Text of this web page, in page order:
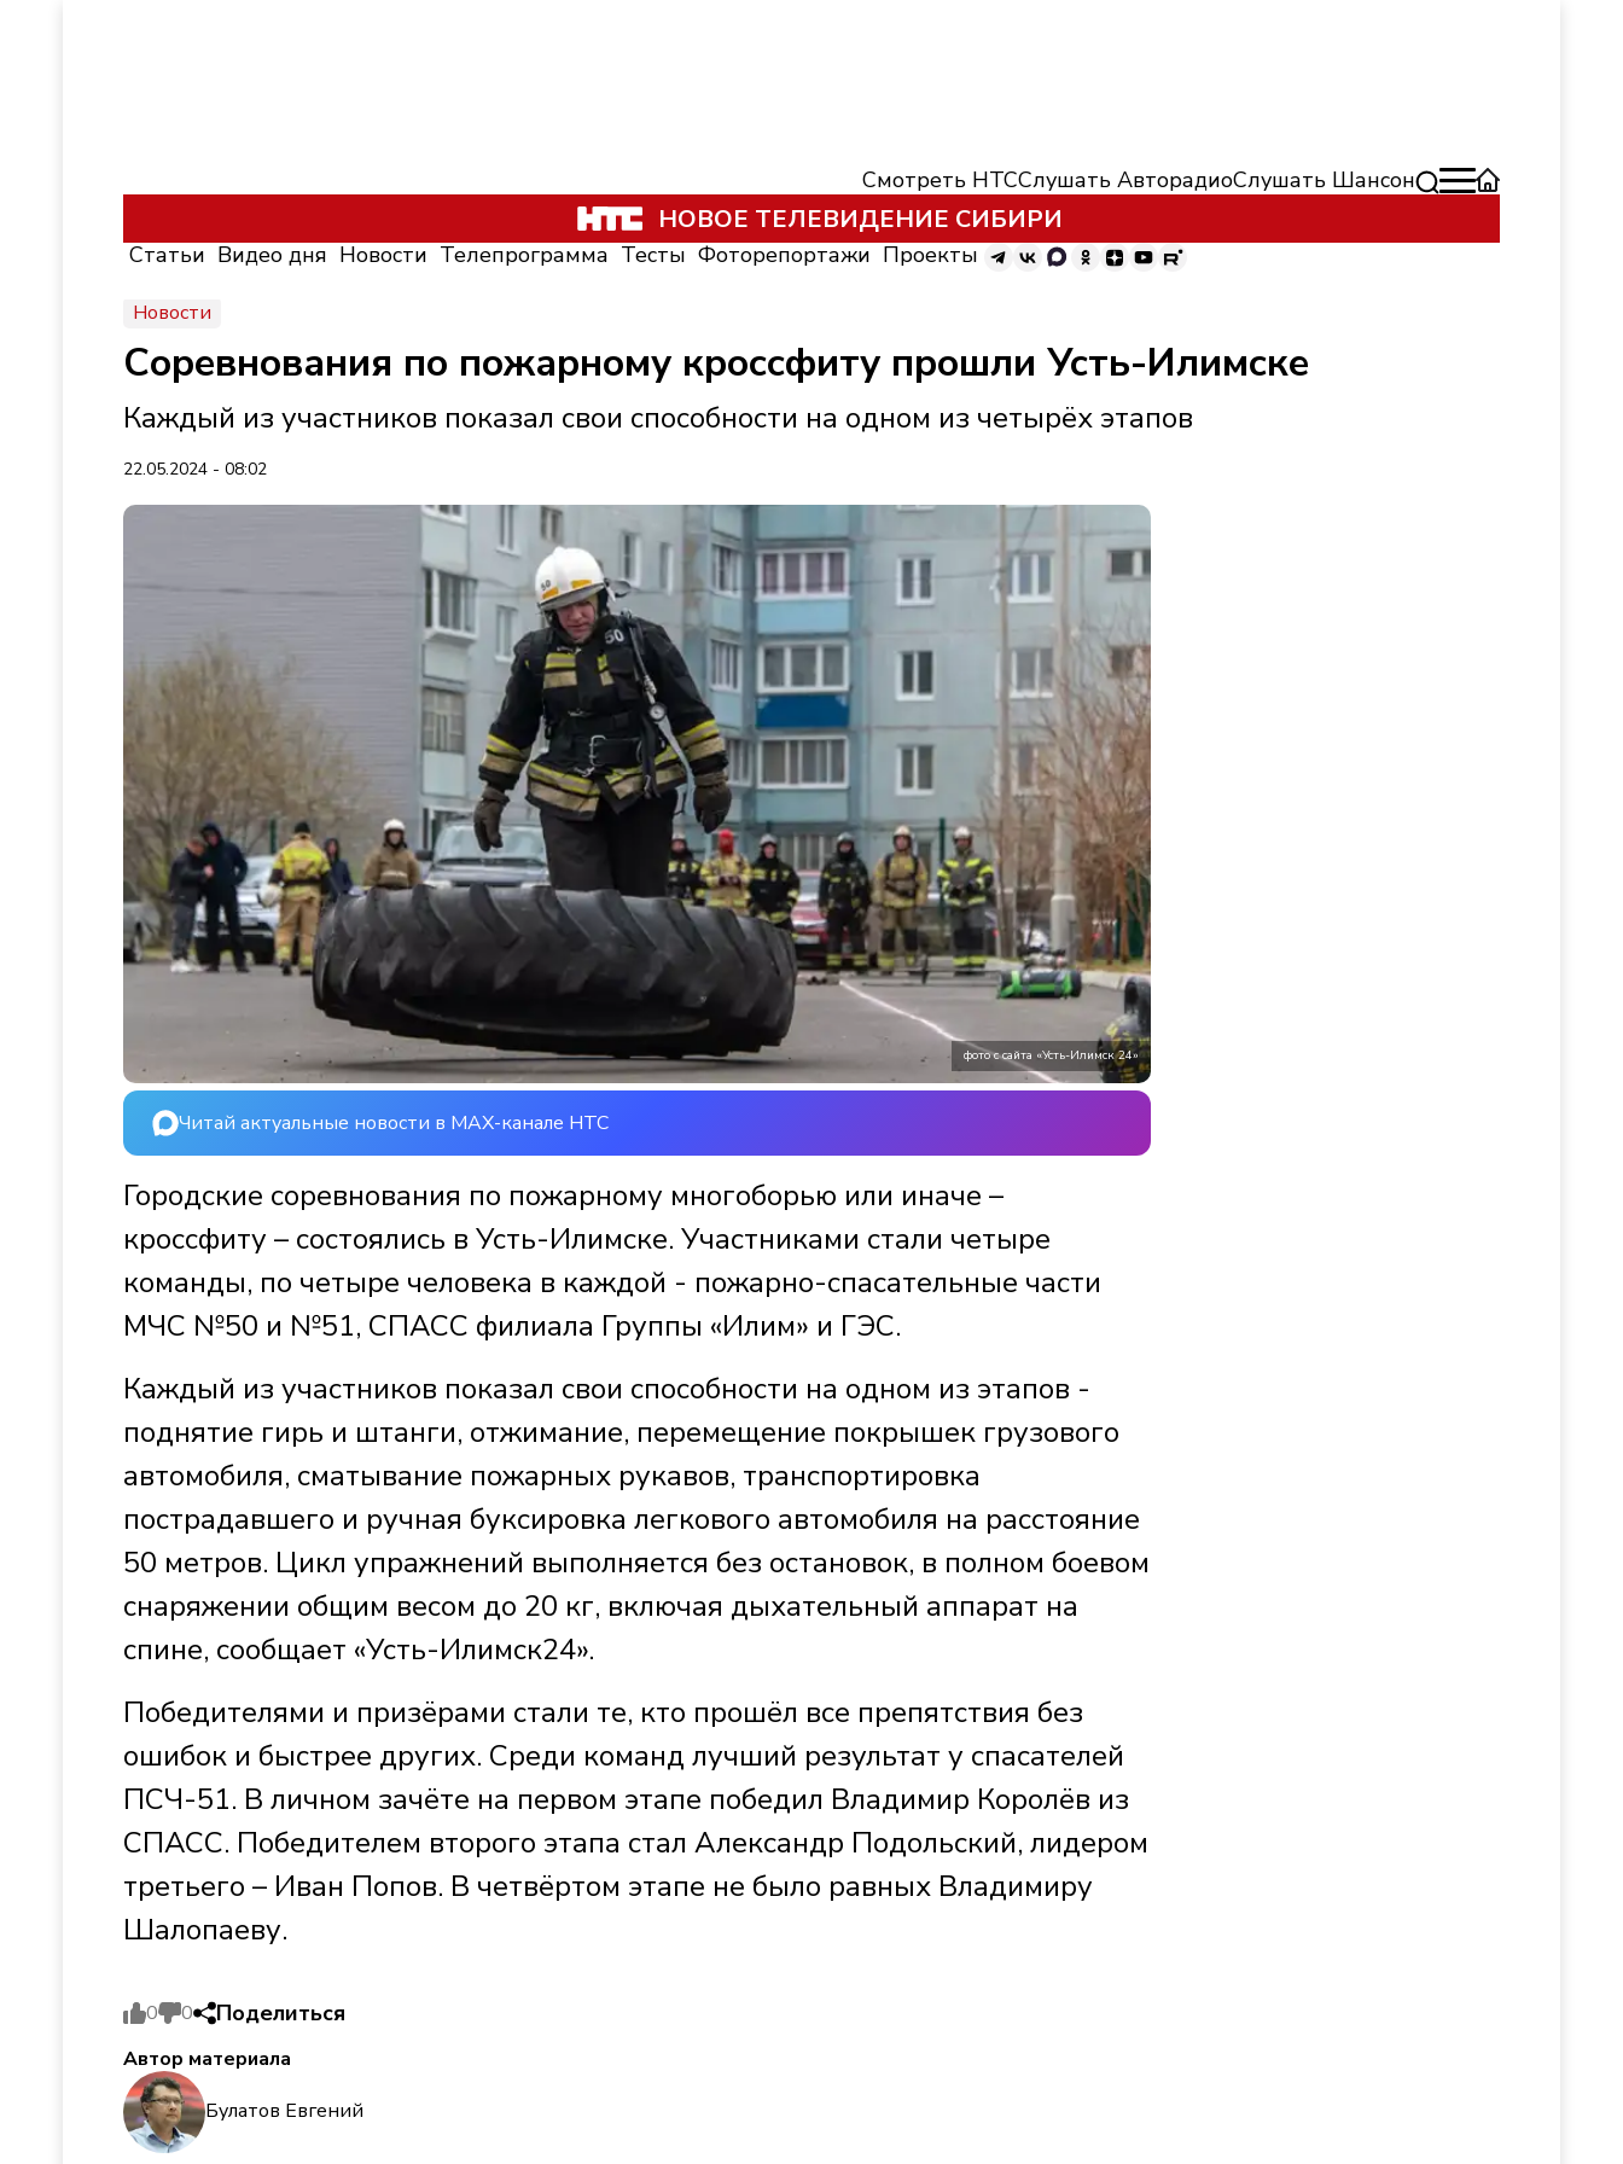
Смотреть НТССлушать АвторадиоСлушать Шансон
НОВОЕ ТЕЛЕВИДЕНИЕ СИБИРИ
Статьи Видео дня Новости Телепрограмма Тесты Фоторепортажи Проекты
Новости
Соревнования по пожарному кроссфиту прошли Усть-Илимске
Каждый из участников показал свои способности на одном из четырёх этапов
22.05.2024 - 08:02
фото с сайта «Усть-Илимск 24»
Читай актуальные новости в MAX-канале НТС
Городские соревнования по пожарному многоборью или иначе –
кроссфиту – состоялись в Усть-Илимске. Участниками стали четыре
команды, по четыре человека в каждой - пожарно-спасательные части
МЧС №50 и №51, СПАСС филиала Группы «Илим» и ГЭС.
Каждый из участников показал свои способности на одном из этапов -
поднятие гирь и штанги, отжимание, перемещение покрышек грузового
автомобиля, сматывание пожарных рукавов, транспортировка
пострадавшего и ручная буксировка легкового автомобиля на расстояние
50 метров. Цикл упражнений выполняется без остановок, в полном боевом
снаряжении общим весом до 20 кг, включая дыхательный аппарат на
спине, сообщает «Усть-Илимск24».
Победителями и призёрами стали те, кто прошёл все препятствия без
ошибок и быстрее других. Среди команд лучший результат у спасателей
ПСЧ-51. В личном зачёте на первом этапе победил Владимир Королёв из
СПАСС. Победителем второго этапа стал Александр Подольский, лидером
третьего – Иван Попов. В четвёртом этапе не было равных Владимиру
Шалопаеву.
0 0 Поделиться
Автор материала
Булатов Евгений